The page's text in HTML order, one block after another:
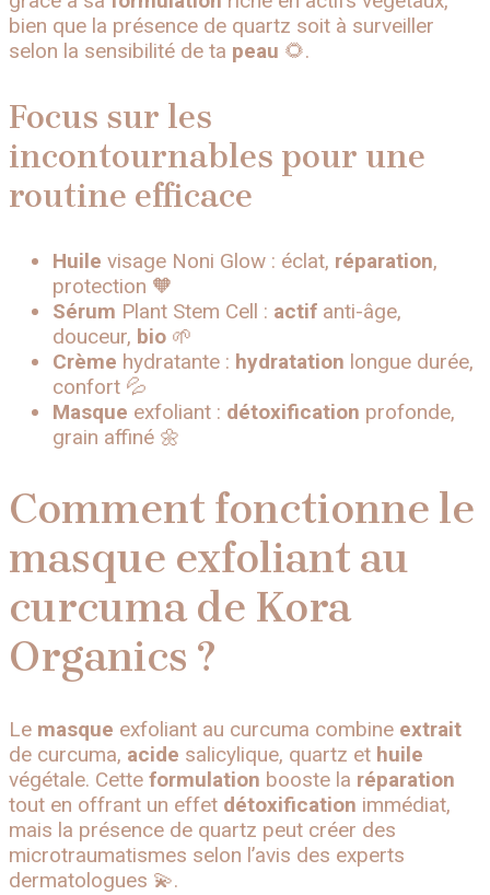
bien que la présence de quartz soit à surveiller
selon la sensibilité de ta peau 🌻.
Focus sur les
incontournables pour une
routine efficace
Huile visage Noni Glow : éclat, réparation,
protection 🧡
Sérum Plant Stem Cell : actif anti-âge,
douceur, bio 🌱
Crème hydratante : hydratation longue durée,
confort 💦
Masque exfoliant : détoxification profonde,
grain affiné 🌼
Comment fonctionne le
masque exfoliant au
curcuma de Kora
Organics ?
Le masque exfoliant au curcuma combine extrait
de curcuma, acide salicylique, quartz et huile
végétale. Cette formulation booste la réparation
tout en offrant un effet détoxification immédiat,
mais la présence de quartz peut créer des
microtraumatismes selon l’avis des experts
dermatologues 💫.